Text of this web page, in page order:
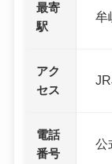
最寄
駅
牟
アク
セス
電話
番号
公